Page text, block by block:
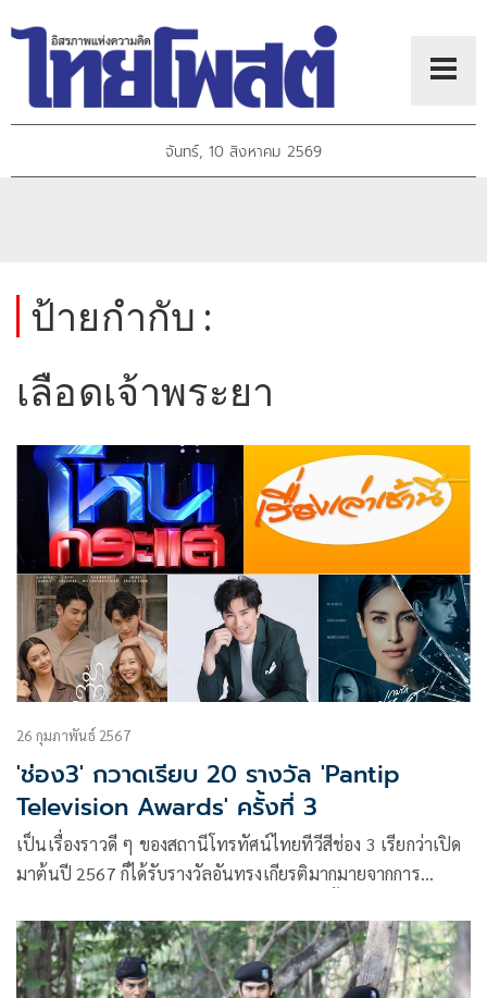
จันทร์, 10 สิงหาคม 2569
ป้ายกำกับ :
เลือดเจ้าพระยา
26 กุมภาพันธ์ 2567
'ช่อง3' กวาดเรียบ 20 รางวัล 'Pantip
Television Awards' ครั้งที่ 3
เป็นเรื่องราวดี ๆ ของสถานีโทรทัศน์ไทยทีวีสีช่อง 3 เรียกว่าเปิด
มาต้นปี 2567 ก็ได้รับรางวัลอันทรงเกียรติมากมายจากการ
การโหวตของแฟน ๆ Pantip 100 เปอร์เซนต์ นับเป็นการเชิดชู
ผลงานด้านศิลปะบันเทิงใน 3 ประเภท ก็คือ ด้านสถานีโทรทัศน์
ด้านรายการโทรทัศน์ และด้านละครโทรทัศน์